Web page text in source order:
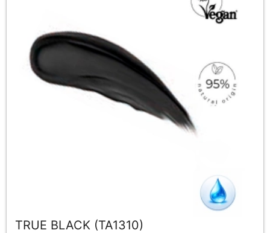
TRUE BLACK (TA1310)